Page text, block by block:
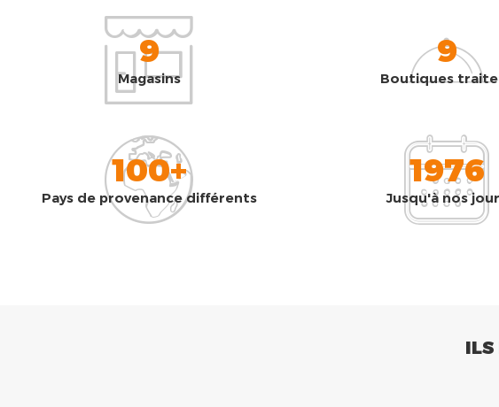
9
Magasins
9
Boutiques
100+
Pays de provenance différents
1976
Jusqu'à nos
ILS